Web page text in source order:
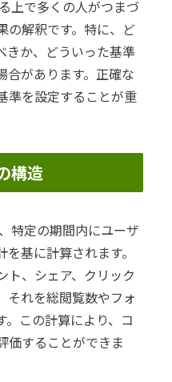
上で多くの人がつまづ
の解釈です。特に、ど
きか、どういった基準
合があります。正確な
準を設定することが重
構造
特定の期間内にユーザ
基に計算されます。
ト、シェア、クリック
それを総閲覧数やフォ
。この計算により、コ
価することができま